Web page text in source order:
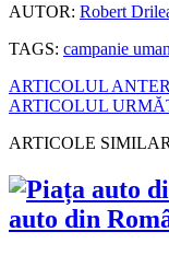
AUTOR: Robert
TAGS: campanie
ARTICOLUL
ARTICOLUL
ARTICOLE
auto din